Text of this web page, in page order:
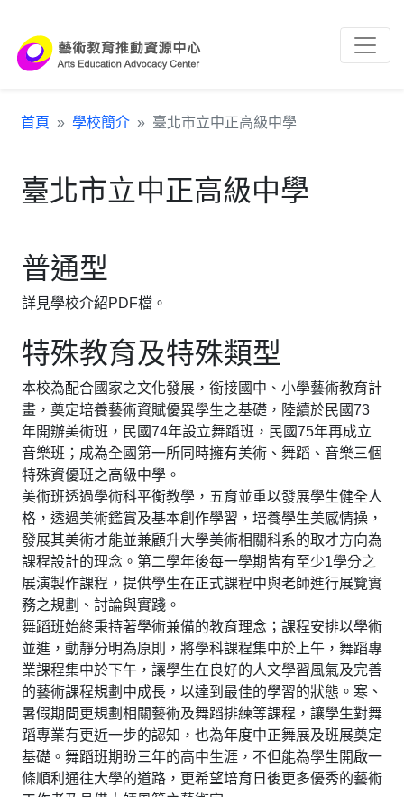
首頁 學校簡介 臺北市立中正高級中學
臺北市立中正高級中學
普通型
詳見學校介紹PDF檔。
特殊教育及特殊類型
本校為配合國家之文化發展，銜接國中、小學藝術教育計
畫，奠定培養藝術資賦優異學生之基礎，陸續於民國73
年開辦美術班，民國74年設立舞蹈班，民國75年再成立
音樂班；成為全國第一所同時擁有美術、舞蹈、音樂三個
特殊資優班之高級中學。
美術班透過學術科平衡教學，五育並重以發展學生健全人
格，透過美術鑑賞及基本創作學習，培養學生美感情操，
發展其美術才能並兼顧升大學美術相關科系的取才方向為
課程設計的理念。第二學年後每一學期皆有至少1學分之
展演製作課程，提供學生在正式課程中與老師進行展覽實
務之規劃、討論與實踐。
舞蹈班始終秉持著學術兼備的教育理念；課程安排以學術
並進，動靜分明為原則，將學科課程集中於上午，舞蹈專
業課程集中於下午，讓學生在良好的人文學習風氣及完善
的藝術課程規劃中成長，以達到最佳的學習的狀態。寒、
暑假期間更規劃相關藝術及舞蹈排練等課程，讓學生對舞
蹈專業有更近一步的認知，也為年度中正舞展及班展奠定
基礎。舞蹈班期盼三年的高中生涯，不但能為學生開啟一
條順利通往大學的道路，更希望培育日後更多優秀的藝術